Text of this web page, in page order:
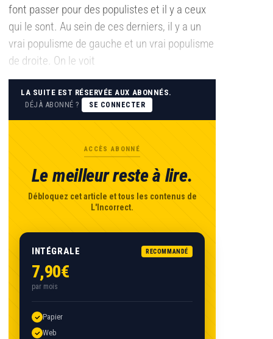
font passer pour des populistes et il y a ceux
qui le sont. Au sein de ces derniers, il y a un
vrai populisme de gauche et un vrai populisme
de droite. On le voit
LA SUITE EST RÉSERVÉE AUX ABONNÉS.
DÉJÀ ABONNÉ ?
SE CONNECTER
ACCÈS ABONNÉ
Le meilleur reste à lire.
Débloquez cet article et tous les contenus de
L'Incorrect.
INTÉGRALE RECOMMANDÉ
7,90€
par mois
Papier
Web